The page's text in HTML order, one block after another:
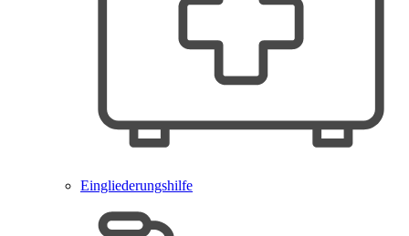
Eingliederungshilfe